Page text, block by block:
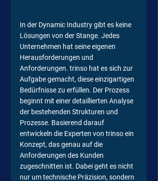
In der Dynamic Industry gibt es keine
Lösungen von der Stange. Jedes
Unternehmen hat seine eigenen
Herausforderungen und
Anforderungen. trinso hat es sich zur
Aufgabe gemacht, diese einzigartigen
Bedürfnisse zu erfüllen. Der Prozess
beginnt mit einer detaillierten Analyse
der bestehenden Strukturen und
Prozesse. Basierend darauf
entwickeln die Experten von trinso ein
Konzept, das genau auf die
Anforderungen des Kunden
zugeschnitten ist. Dabei geht es nicht
nur um technische Präzision, sondern